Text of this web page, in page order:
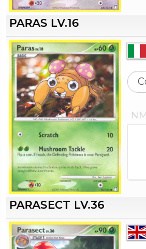
PARAS LV.16
NM
PARASECT LV.36